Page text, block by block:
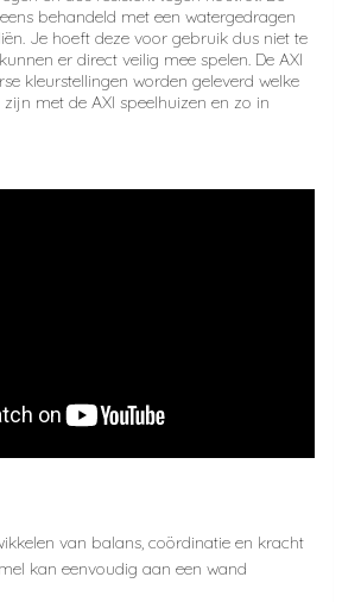
behandeld met een watergedragen
Je hoeft deze voor gebruik dus niet te
er direct veilig mee spelen. De AXI
kleurstellingen worden geleverd welke
met de AXI speelhuizen en zo in
van balans, coördinatie en kracht
kan eenvoudig aan een wand